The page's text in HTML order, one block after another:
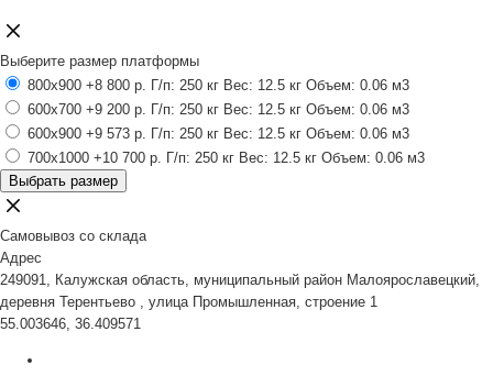
Выберите размер платформы
800x900 +8 800 р. Г/п: 250 кг Вес: 12.5 кг Объем: 0.06 м3
600x700 +9 200 р. Г/п: 250 кг Вес: 12.5 кг Объем: 0.06 м3
600x900 +9 573 р. Г/п: 250 кг Вес: 12.5 кг Объем: 0.06 м3
700x1000 +10 700 р. Г/п: 250 кг Вес: 12.5 кг Объем: 0.06 м3
Выбрать размер
Самовывоз со склада
Адрес
249091, Калужская область, муниципальный район Малоярославецкий,
деревня Терентьево , улица Промышленная, строение 1
55.003646, 36.409571